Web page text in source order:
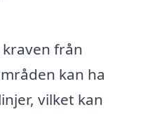
kraven från
kan ha
vilket kan